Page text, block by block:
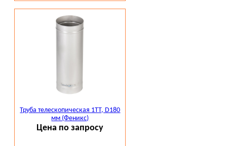
Труба телескопическая 1ТТ, D180
мм (Феникс)
Цена по запросу